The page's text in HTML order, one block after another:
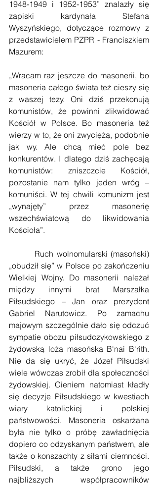
1948-1949 i 1952-1953” znalazły się
zapiski kardynała Stefana
Wyszyńskiego, dotyczące rozmowy z
przedstawicielem PZPR - Franciszkiem
Mazurem:
„Wracam raz jeszcze do masonerii, bo
masoneria całego świata też cieszy się
z waszej tezy. Oni dziś przekonują
komunistów, że powinni zlikwidować
Kościół w Polsce. Bo masoneria też
wierzy w to, że oni zwyciężą, podobnie
jak wy. Ale chcą mieć pole bez
konkurentów. I dlatego dziś zachęcają
komunistów: zniszczcie Kościół,
pozostanie nam tylko jeden wróg –
komuniści. W tej chwili komunizm jest
„wynajęty” przez masonerię
wszechświatową do likwidowania
Kościoła”.
„obudził się” w Polsce po zakończeniu
Wielkiej Wojny. Do masonerii należał
między innymi brat Marszałka
Piłsudskiego – Jan oraz prezydent
Gabriel Narutowicz. Po zamachu
majowym szczególnie dało się odczuć
sympatie obozu piłsudczykowskiego z
żydowską lożą masońską B'nai B'rith.
Nie da się ukryć, że Józef Piłsudski
wiele wówczas zrobił dla społeczności
żydowskiej. Cieniem natomiast kładły
się decyzje Piłsudskiego w kwestiach
wiary katolickiej i polskiej
państwowości. Masoneria oskarżana
była nie tylko o próbę zawładnięcia
dopiero co odzyskanym państwem, ale
także o konszachty z siłami ciemności.
Piłsudski, a także grono jego
najbliższych współpracowników